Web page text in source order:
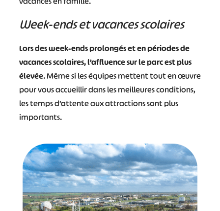
Week-ends et vacances scolaires
Lors des week-ends prolongés et en périodes de
vacances scolaires, l’affluence sur le parc est plus
élevée. Même si les équipes mettent tout en œuvre
pour vous accueillir dans les meilleures conditions,
les temps d’attente aux attractions sont plus
importants.